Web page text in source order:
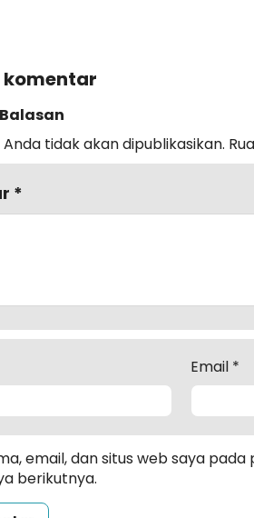
tidak akan dipublikasikan.
*
Email *
email, dan situs web saya
berikutnya.